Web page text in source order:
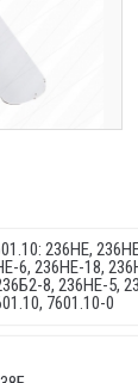
236НЕ,
6, 236НЕ-18,
8, 236НЕ-5,
7601.10-0